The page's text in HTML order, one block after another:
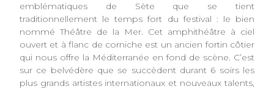
emblématiques de Sète que se tient
traditionnellement le temps fort du festival : le bien
nommé Théâtre de la Mer. Cet amphithéâtre à ciel
ouvert et à flanc de corniche est un ancien fortin côtier
qui nous offre la Méditerranée en fond de scène. C’est
sur ce belvédère que se succèdent durant 6 soirs les
plus grands artistes internationaux et nouveaux talents,